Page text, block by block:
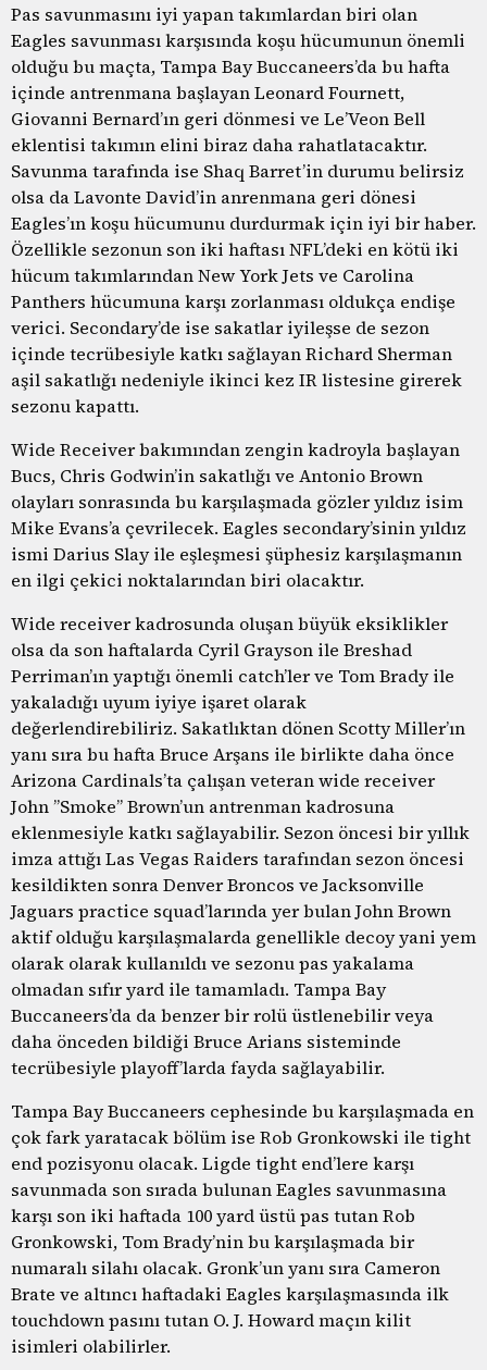
Pas savunmasını iyi yapan takımlardan biri olan
Eagles savunması karşısında koşu hücumunun önemli
olduğu bu maçta, Tampa Bay Buccaneers’da bu hafta
içinde antrenmana başlayan Leonard Fournett,
Giovanni Bernard’ın geri dönmesi ve Le’Veon Bell
eklentisi takımın elini biraz daha rahatlatacaktır.
Savunma tarafında ise Shaq Barret’in durumu belirsiz
olsa da Lavonte David’in anrenmana geri dönesi
Eagles’ın koşu hücumunu durdurmak için iyi bir haber.
Özellikle sezonun son iki haftası NFL’deki en kötü iki
hücum takımlarından New York Jets ve Carolina
Panthers hücumuna karşı zorlanması oldukça endişe
verici. Secondary’de ise sakatlar iyileşse de sezon
içinde tecrübesiyle katkı sağlayan Richard Sherman
aşil sakatlığı nedeniyle ikinci kez IR listesine girerek
sezonu kapattı.
Wide Receiver bakımından zengin kadroyla başlayan
Bucs, Chris Godwin’in sakatlığı ve Antonio Brown
olayları sonrasında bu karşılaşmada gözler yıldız isim
Mike Evans’a çevrilecek. Eagles secondary’sinin yıldız
ismi Darius Slay ile eşleşmesi şüphesiz karşılaşmanın
en ilgi çekici noktalarından biri olacaktır.
Wide receiver kadrosunda oluşan büyük eksiklikler
olsa da son haftalarda Cyril Grayson ile Breshad
Perriman’ın yaptığı önemli catch’ler ve Tom Brady ile
yakaladığı uyum iyiye işaret olarak
değerlendirebiliriz. Sakatlıktan dönen Scotty Miller’ın
yanı sıra bu hafta Bruce Arşans ile birlikte daha önce
Arizona Cardinals’ta çalışan veteran wide receiver
John ”Smoke” Brown’un antrenman kadrosuna
eklenmesiyle katkı sağlayabilir. Sezon öncesi bir yıllık
imza attığı Las Vegas Raiders tarafından sezon öncesi
kesildikten sonra Denver Broncos ve Jacksonville
Jaguars practice squad’larında yer bulan John Brown
aktif olduğu karşılaşmalarda genellikle decoy yani yem
olarak olarak kullanıldı ve sezonu pas yakalama
olmadan sıfır yard ile tamamladı. Tampa Bay
Buccaneers’da da benzer bir rolü üstlenebilir veya
daha önceden bildiği Bruce Arians sisteminde
tecrübesiyle playoff’larda fayda sağlayabilir.
Tampa Bay Buccaneers cephesinde bu karşılaşmada en
çok fark yaratacak bölüm ise Rob Gronkowski ile tight
end pozisyonu olacak. Ligde tight end’lere karşı
savunmada son sırada bulunan Eagles savunmasına
karşı son iki haftada 100 yard üstü pas tutan Rob
Gronkowski, Tom Brady’nin bu karşılaşmada bir
numaralı silahı olacak. Gronk’un yanı sıra Cameron
Brate ve altıncı haftadaki Eagles karşılaşmasında ilk
touchdown pasını tutan O. J. Howard maçın kilit
isimleri olabilirler.